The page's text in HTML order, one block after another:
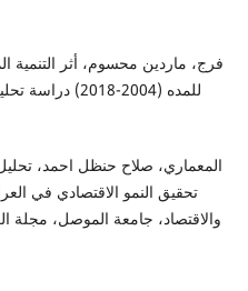
فرج، ماردين محسوم، أثر التنمية
للمده (2004-
المعماري، صلاح حنظل احمد، تحليل
والاقتصاد، جامعة الموصل، مجلة